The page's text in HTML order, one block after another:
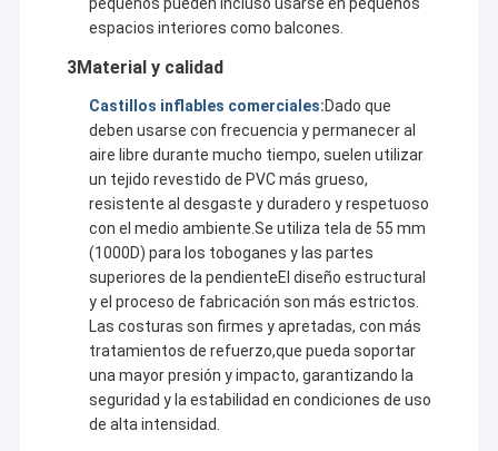
espacios interiores como balcones.
3Material y calidad
Castillos inflables comerciales:Dado que
deben usarse con frecuencia y permanecer al
aire libre durante mucho tiempo, suelen utilizar
un tejido revestido de PVC más grueso,
resistente al desgaste y duradero y respetuoso
con el medio ambiente.Se utiliza tela de 55 mm
(1000D) para los toboganes y las partes
superiores de la pendienteEl diseño estructural
y el proceso de fabricación son más estrictos.
Las costuras son firmes y apretadas, con más
tratamientos de refuerzo,que pueda soportar
una mayor presión y impacto, garantizando la
seguridad y la estabilidad en condiciones de uso
de alta intensidad.